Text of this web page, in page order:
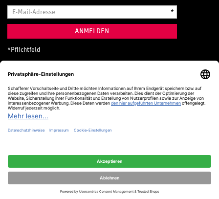
Mail-
*
ANMELDEN
* Pflichtfeld
Hotline
0800 20 70 300 (D)
Kostenlos aus dem deutschen Festnetz
24 Stunden / 365 Tage im Jahr
Alle Preise inkl. MwSt.
© Schafferer & Co. KG, 2025